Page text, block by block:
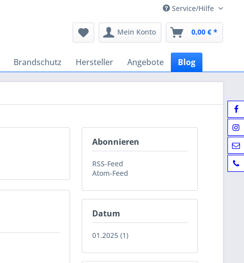
Service/Hilfe
Mein Konto 0,00 € *
Brandschutz Hersteller Angebote Blog
Abonnieren
RSS-Feed
Atom-Feed
Datum
01.2025 (1)